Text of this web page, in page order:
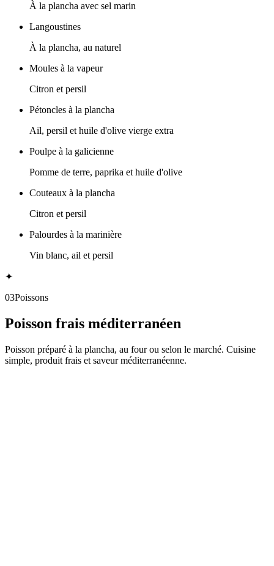
À la plancha avec sel marin
Langoustines
À la plancha, au naturel
Moules à la vapeur
Citron et persil
Pétoncles à la plancha
Ail, persil et huile d'olive vierge extra
Poulpe à la galicienne
Pomme de terre, paprika et huile d'olive
Couteaux à la plancha
Citron et persil
Palourdes à la marinière
Vin blanc, ail et persil
✦
03Poissons
Poisson frais méditerranéen
Poisson préparé à la plancha, au four ou selon le marché. Cuisine
simple, produit frais et saveur méditerranéenne.